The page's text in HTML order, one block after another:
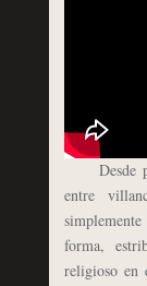
Desde
entre
forma,
religioso en